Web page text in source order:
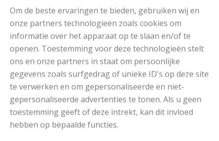
Om de beste ervaringen te bieden, gebruiken wij en
onze partners technologieën zoals cookies om
informatie over het apparaat op te slaan en/of te
openen. Toestemming voor deze technologieën stelt
ons en onze partners in staat om persoonlijke
gegevens zoals surfgedrag of unieke ID's op deze site
te verwerken en om gepersonaliseerde en niet-
gepersonaliseerde advertenties te tonen. Als u geen
toestemming geeft of deze intrekt, kan dit invloed
hebben op bepaalde functies.